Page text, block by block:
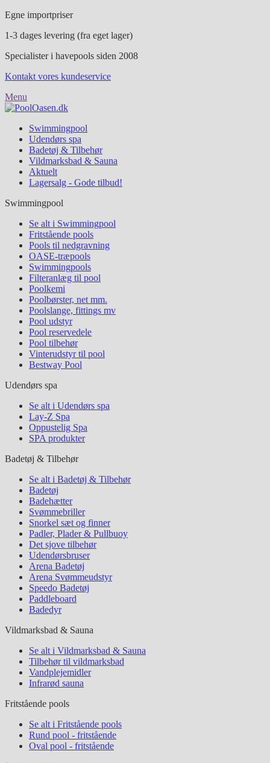
Egne importpriser
1-3 dages levering (fra eget lager)
Specialister i havepools siden 2008
Kontakt vores kundeservice
Menu
Swimmingpool
Udendørs spa
Badetøj & Tilbehør
Vildmarksbad & Sauna
Aktuelt
Lagersalg - Gode tilbud!
Swimmingpool
Se alt i Swimmingpool
Fritstående pools
Pools til nedgravning
OASE-træpools
Swimmingpools
Filteranlæg til pool
Poolkemi
Poolbørster, net mm.
Poolslange, fittings mv
Pool udstyr
Pool reservedele
Pool tilbehør
Vinterudstyr til pool
Bestway Pool
Udendørs spa
Se alt i Udendørs spa
Lay-Z Spa
Oppustelig Spa
SPA produkter
Badetøj & Tilbehør
Se alt i Badetøj & Tilbehør
Badetøj
Badehætter
Svømmebriller
Snorkel sæt og finner
Padler, Plader & Pullbuoy
Det sjove tilbehør
Udendørsbruser
Arena Badetøj
Arena Svømmeudstyr
Speedo Badetøj
Paddleboard
Badedyr
Vildmarksbad & Sauna
Se alt i Vildmarksbad & Sauna
Tilbehør til vildmarksbad
Vandplejemidler
Infrarød sauna
Fritstående pools
Se alt i Fritstående pools
Rund pool - fritstående
Oval pool - fritstående